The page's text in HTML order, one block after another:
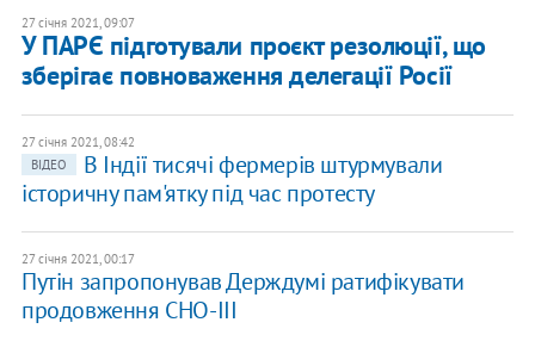
27 січня 2021, 09:07
У ПАРЄ підготували проєкт резолюції, що
зберігає повноваження делегації Росії
27 січня 2021, 08:42
ВІДЕО
В Індії тисячі фермерів штурмували
історичну пам'ятку під час протесту
27 січня 2021, 00:17
Путін запропонував Держдумі ратифікувати
продовження СНО-ІІІ